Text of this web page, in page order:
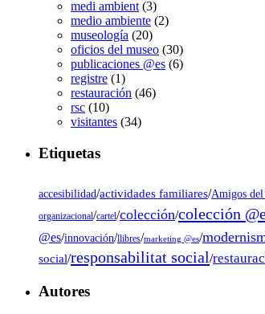
medi ambient (3)
medio ambiente (2)
museología (20)
oficios del museo (30)
publicaciones @es (6)
registre (1)
restauración (46)
rsc (10)
visitantes (34)
Etiquetas
accesibilidad/actividades familiares/Amigos
organizacional/cartel/colección/colección
@es/innovación/llibres/marketing @es/
social/responsabilitat social/
Autores